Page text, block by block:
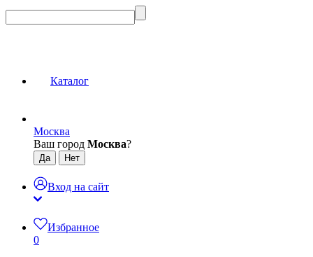
Каталог
Москва
Ваш город Москва?
Вход на сайт
Избранное
0